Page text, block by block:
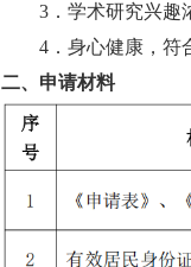
3 ．学术研究兴趣
4 ．身心健康，符
二、申请材料